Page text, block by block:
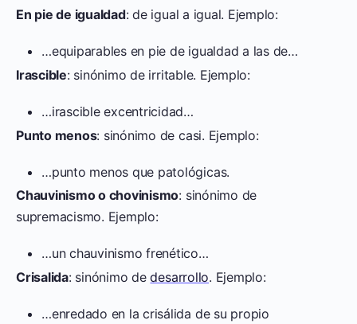
En pie de igualdad: de igual a igual. Ejemplo:
…equiparables en pie de igualdad a las de…
Irascible: sinónimo de irritable. Ejemplo:
…irascible excentricidad…
Punto menos: sinónimo de casi. Ejemplo:
…punto menos que patológicas.
Chauvinismo o chovinismo: sinónimo de
supremacismo. Ejemplo:
…un chauvinismo frenético…
Crisalida: sinónimo dedesarrollo. Ejemplo:
…enredado en la crisálida de su propio